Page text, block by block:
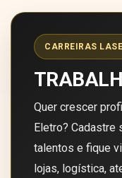
CARREIRAS
Quer crescer
Eletro?
talentos e fique
lojas, logística,